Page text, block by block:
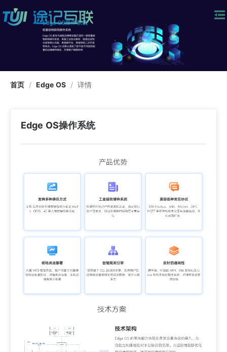
首页 / Edge OS / 详情
Edge OS操作系统